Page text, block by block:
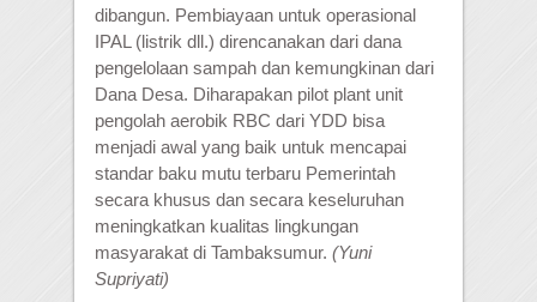
dibangun. Pembiayaan untuk operasional
IPAL (listrik dll.) direncanakan dari dana
pengelolaan sampah dan kemungkinan dari
Dana Desa. Diharapakan pilot plant unit
pengolah aerobik RBC dari YDD bisa
menjadi awal yang baik untuk mencapai
standar baku mutu terbaru Pemerintah
secara khusus dan secara keseluruhan
meningkatkan kualitas lingkungan
masyarakat di Tambaksumur. (Yuni
Supriyati)